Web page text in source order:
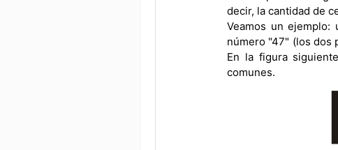
decir, la cantidad de
Veamos un
número "47" (los dos
En la figura
comunes.